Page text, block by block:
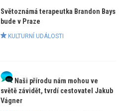
Světoznámá terapeutka Brandon Bays
bude v Praze
KULTURNÍ UDÁLOSTI
Naši přírodu nám mohou ve
světě závidět, tvrdí cestovatel Jakub
Vágner